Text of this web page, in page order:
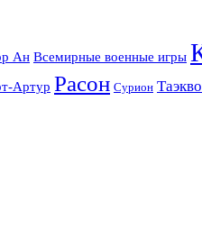
Ан Всемирные военные игры
Артур Расон Сурион